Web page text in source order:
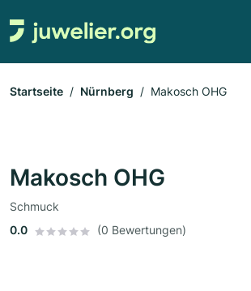
Startseite Nürnberg Makosch OHG
Makosch OHG
Schmuck
0.0
(0 Bewertungen)